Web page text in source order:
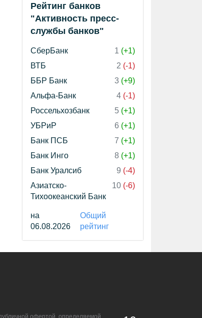
Рейтинг банков
"Активность пресс-
службы банков"
СберБанк 1 (+1)
ВТБ
2 (-1)
ББР Банк
3 (+9)
Альфа-Банк
4 (-1)
Россельхозбанк
5 (+1)
УБРиР
6 (+1)
Банк ПСБ
7 (+1)
Банк Инго
8 (+1)
Банк Уралсиб
9 (-4)
Азиатско-
Тихоокеанский Банк
10 (-6)
на
06.08.2026
Общий
рейтинг
офертой, определяемой